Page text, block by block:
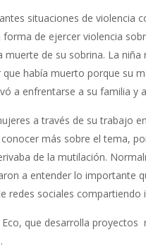
situaciones de violencia
de ejercer violencia
de su sobrina. La
había muerto porque su
a enfrentarse a su familia y
a través de su trabajo
más sobre el tema,
de la mutilación.
a entender lo importante
redes sociales
que desarrolla